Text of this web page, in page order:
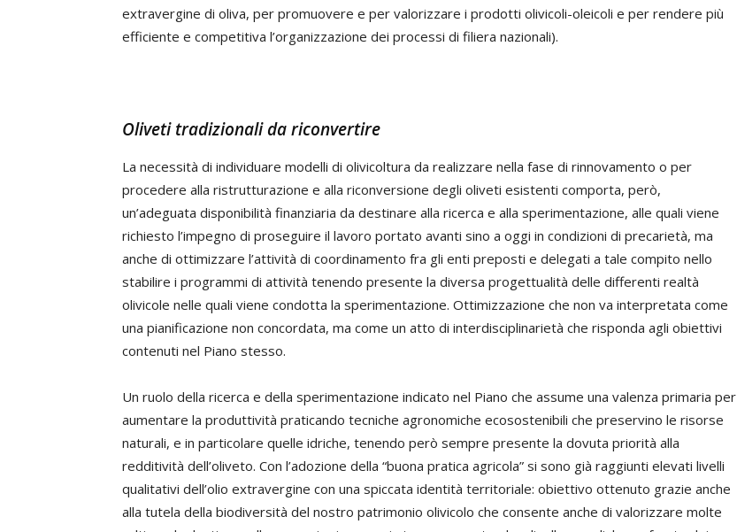
extravergine di oliva, per promuovere e per valorizzare i prodotti olivicoli-oleicoli e per rendere più
efficiente e competitiva l’organizzazione dei processi di filiera nazionali).
Oliveti tradizionali da riconvertire
La necessità di individuare modelli di olivicoltura da realizzare nella fase di rinnovamento o per
procedere alla ristrutturazione e alla riconversione degli oliveti esistenti comporta, però,
un’adeguata disponibilità finanziaria da destinare alla ricerca e alla sperimentazione, alle quali viene
richiesto l’impegno di proseguire il lavoro portato avanti sino a oggi in condizioni di precarietà, ma
anche di ottimizzare l’attività di coordinamento fra gli enti preposti e delegati a tale compito nello
stabilire i programmi di attività tenendo presente la diversa progettualità delle differenti realtà
olivicole nelle quali viene condotta la sperimentazione. Ottimizzazione che non va interpretata come
una pianificazione non concordata, ma come un atto di interdisciplinarietà che risponda agli obiettivi
contenuti nel Piano stesso.
Un ruolo della ricerca e della sperimentazione indicato nel Piano che assume una valenza primaria per
aumentare la produttività praticando tecniche agronomiche ecosostenibili che preservino le risorse
naturali, e in particolare quelle idriche, tenendo però sempre presente la dovuta priorità alla
redditività dell’oliveto. Con l’adozione della “buona pratica agricola” si sono già raggiunti elevati livelli
qualitativi dell’olio extravergine con una spiccata identità territoriale: obiettivo ottenuto grazie anche
alla tutela della biodiversità del nostro patrimonio olivicolo che consente anche di valorizzare molte